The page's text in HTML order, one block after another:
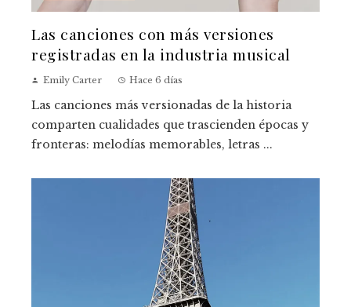
Las canciones con más versiones
registradas en la industria musical
Emily Carter Hace 6 días
Las canciones más versionadas de la historia
comparten cualidades que trascienden épocas y
fronteras: melodías memorables, letras ...